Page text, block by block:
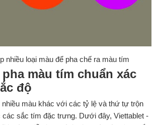
nhiều loại màu để pha chế ra màu tím
màu tím chuẩn xác
độ
màu khác với các tỷ lệ và thứ tự trộn
sắc tím đặc trưng. Dưới đây, Viettablet -